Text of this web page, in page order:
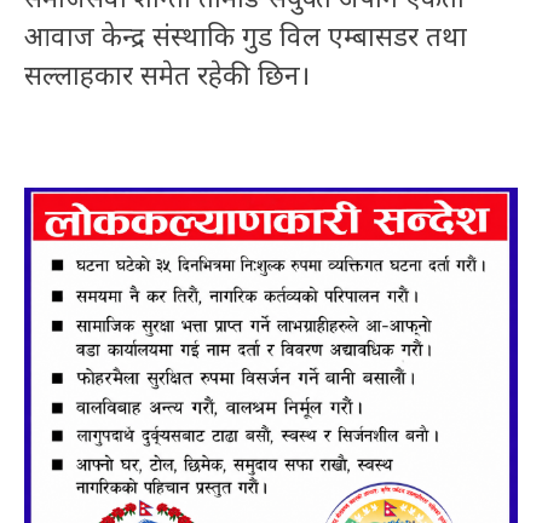
आवाज केन्द्र संस्थाकि गुड विल एम्बासडर तथा
सल्लाहकार समेत रहेकी छिन।